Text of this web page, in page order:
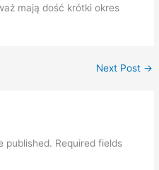
mają dość krótki okres
Next Post →
published. Required fields